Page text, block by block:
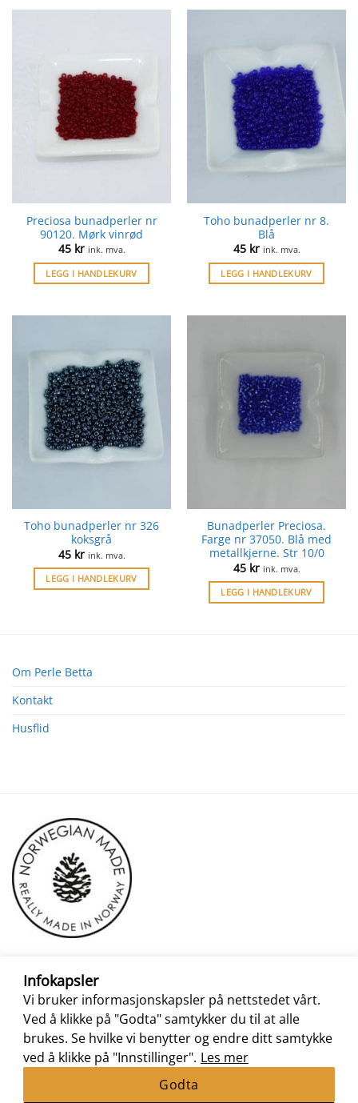
Infokapsler
Vi bruker informasjonskapsler på nettstedet vårt.
Ved å klikke på "Godta" samtykker du til at alle
brukes. Se hvilke vi benytter og endre ditt samtykke
ved å klikke på "Innstillinger". Les mer
Godta
Preciosa bunadperler nr
90120. Mørk vinrød
45 kr ink. mva.
LEGG I HANDLEKURV
Toho bunadperler nr 8.
Blå
45 kr ink. mva.
LEGG I HANDLEKURV
Toho bunadperler nr 326
koksgrå
45 kr ink. mva.
LEGG I HANDLEKURV
Bunadperler Preciosa.
Farge nr 37050. Blå med
metallkjerne. Str 10/0
45 kr ink. mva.
LEGG I HANDLEKURV
Om Perle Betta
Kontakt
Husflid